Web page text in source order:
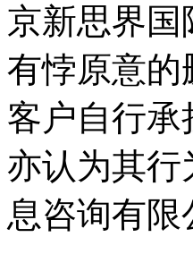
京新思界
有悖原意的
客户自行
亦认为其
息咨询有